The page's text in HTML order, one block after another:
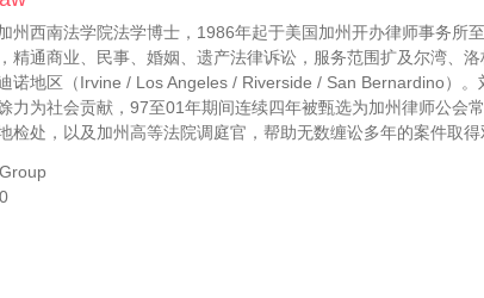
州西南法学院法学博士，1986年起于美国加州开办律师事务所
精通商业、民事、婚姻、遗产法律诉讼，服务范围扩及尔湾、
诺地区（Irvine / Los Angeles / Riverside / San Bernardino）。
力为社会贡献，97至01年期间连续四年被甄选为加州律师公会常
检处，以及加州高等法院调庭官，帮助无数缠讼多年的案件取得